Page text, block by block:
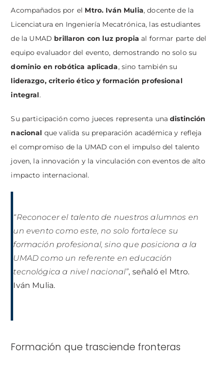
Acompañados por el Mtro. Iván Mulia, docente de la
Licenciatura en Ingeniería Mecatrónica, las estudiantes
de la UMAD brillaron con luz propia al formar parte del
equipo evaluador del evento, demostrando no solo su
dominio en robótica aplicada, sino también su
liderazgo, criterio ético y formación profesional
integral.
Su participación como jueces representa unadistinción
nacional que valida su preparación académica y refleja
el compromiso de la UMAD con el impulso del talento
joven, la innovación y la vinculación con eventos de alto
impacto internacional.
“Reconocer el talento de nuestros alumnos en
un evento como este, no solo fortalece su
formación profesional, sino que posiciona a la
UMAD como un referente en educación
tecnológica a nivel nacional”, señaló el Mtro.
Iván Mulia.
Formación que trasciende fronteras